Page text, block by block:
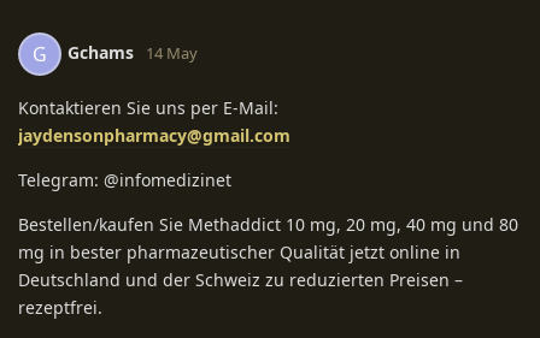
G Gchams 14 May
Kontaktieren Sie uns per E-Mail:
jaydensonpharmacy@gmail.com
Telegram: @infomedizinet
Bestellen/kaufen Sie Methaddict 10 mg, 20 mg, 40 mg und 80
mg in bester pharmazeutischer Qualität jetzt online in
Deutschland und der Schweiz zu reduzierten Preisen –
rezeptfrei.